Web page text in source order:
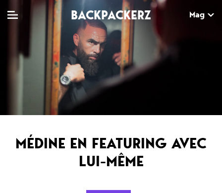
BACKPACKERZ Mag
TV
Documentaires
MAG
Dossiers
Chroniques
MÉDINE EN FEATURING AVEC
LUI-MÊME